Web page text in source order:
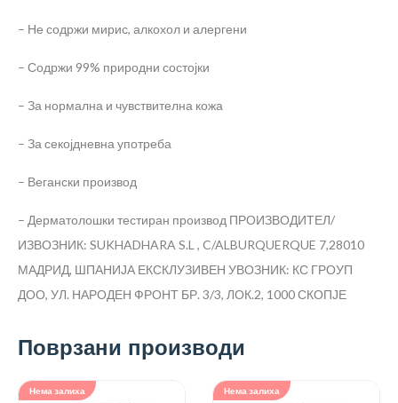
– Не содржи мирис, алкохол и алергени
– Содржи 99% природни состојки
– За нормална и чувствителна кожа
– За секојдневна употреба
– Вегански производ
– Дерматолошки тестиран производ ПРОИЗВОДИТЕЛ/
ИЗВОЗНИК: SUKHADHARA S.L , C/ALBURQUERQUE 7,28010
МАДРИД, ШПАНИЈА ЕКСКЛУЗИВЕН УВОЗНИК: КС ГРОУП
ДОО, УЛ. НАРОДЕН ФРОНТ БР. 3/3, ЛОК.2, 1000 СКОПЈЕ
Поврзани производи
Нема залиха Нема залиха